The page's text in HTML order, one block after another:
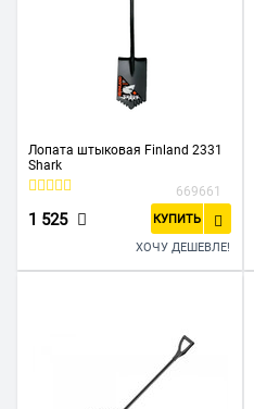
Лопата штыковая Finland 2331
Shark
669661
1 525 КУПИТЬ
ХОЧУ ДЕШЕВЛЕ!